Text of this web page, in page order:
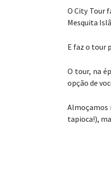
O City Tour
Mesquita
E faz o tour
O tour, na
opção de
Almoçamos
tapioca!),